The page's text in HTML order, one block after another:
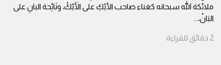
ملائكة الله سبحانه كغناء صاحب الأيْكِ على الأَيْكْ، ونَائِحة البانِ على
البَانْ،...
2 دقائق للقراءة